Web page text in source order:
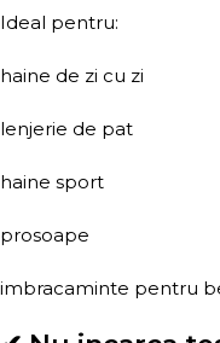
Ideal pentru:
haine de zi cu zi
lenjerie de pat
haine sport
prosoape
imbracaminte pentru